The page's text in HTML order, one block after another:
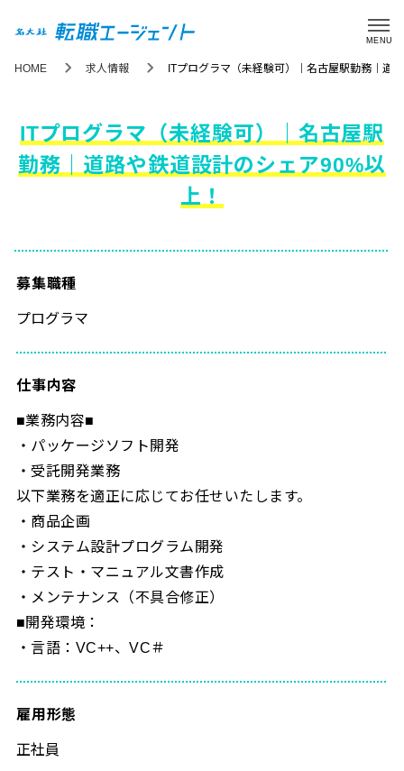
MENU
HOME 求人情報 ITプログラマ（未経験可）｜名古屋駅勤務｜道
ITプログラマ（未経験可）｜名古屋駅
勤務｜道路や鉄道設計のシェア90%以
上！
募集職種
プログラマ
仕事内容
■業務内容■
・パッケージソフト開発
・受託開発業務
以下業務を適正に応じてお任せいたします。
・商品企画
・システム設計プログラム開発
・テスト・マニュアル文書作成
・メンテナンス（不具合修正）
■開発環境：
・言語：VC++、VC＃
雇用形態
正社員